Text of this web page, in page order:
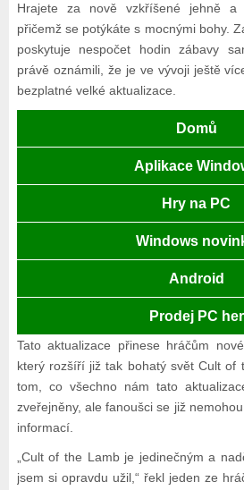
Hrajete za nově vzkříšené jehně a
přičemž se potýkáte s mocnými bohy.
poskytuje nespočet hodin zábavy
právě oznámili, že je ve vývoji ještě
bezplatné velké aktualizace.
Domů
Aplikace
Hry na PC
Windows
Android
Prodej PC her
Tato aktualizace přinese hráčům
který rozšíří již tak bohatý svět Cult of
tom, co všechno nám tato
zveřejněny, ale fanoušci se již
informací.
„Cult of the Lamb je jedinečným a
jsem si opravdu užil,“ řekl jeden ze